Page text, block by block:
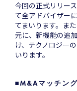
今回の正式リリー
て全アドバイザー
てまいります。ま
元に、新機能の追
け、テクノロジー
いります。
■M&Aマッチン